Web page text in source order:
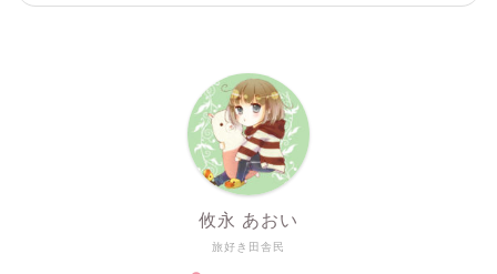
旅好き田舎民
攸永 あおい